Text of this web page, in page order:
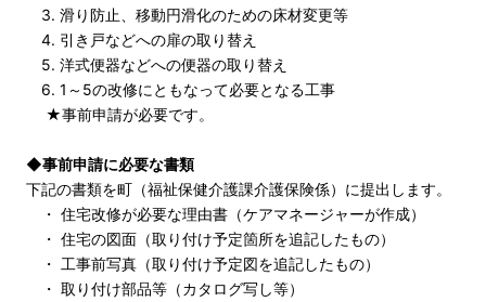
3. 滑り防止、移動円滑化のための床材変更等
4. 引き戸などへの扉の取り替え
5. 洋式便器などへの便器の取り替え
6. 1～5の改修にともなって必要となる工事
★事前申請が必要です。
◆事前申請に必要な書類
下記の書類を町（福祉保健介護課介護保険係）に提出します。
・ 住宅改修が必要な理由書（ケアマネージャーが作成）
・ 住宅の図面（取り付け予定箇所を追記したもの）
・ 工事前写真（取り付け予定図を追記したもの）
・ 取り付け部品等（カタログ写し等）